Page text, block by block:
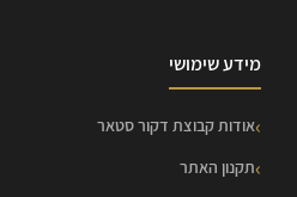
מידע שימושי
אודות קבוצת דקור סטאר
תקנון האתר